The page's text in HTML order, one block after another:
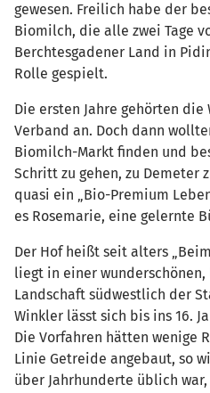
gewesen. Freilich habe der
Biomilch, die alle zwei Tage
Berchtesgadener Land in
Rolle gespielt.
Die ersten Jahre gehörten
Verband an. Doch dann
Biomilch-Markt finden und
Schritt zu gehen, zu Demeter
quasi ein „Bio-Premium
es Rosemarie, eine gelernte
Der Hof heißt seit alters
liegt in einer
Landschaft südwestlich der
Winkler lässt sich bis ins 16.
Die Vorfahren hätten wenige
Linie Getreide angebaut, so
über Jahrhunderte üblich